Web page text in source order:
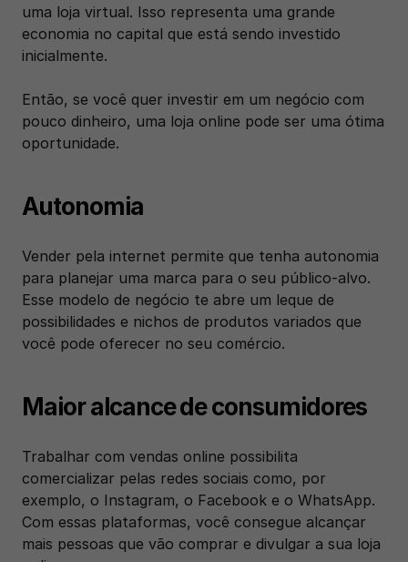
uma loja virtual. Isso representa uma grande
economia no capital que está sendo investido
inicialmente.
Então, se você quer investir em um negócio com
pouco dinheiro, uma loja online pode ser uma ótima
oportunidade.
Autonomia
Vender pela internet permite que tenha autonomia
para planejar uma marca para o seu público-alvo.
Esse modelo de negócio te abre um leque de
possibilidades e nichos de produtos variados que
você pode oferecer no seu comércio.
Maior alcance de consumidores
Trabalhar com vendas online possibilita
comercializar pelas redes sociais como, por
exemplo, o Instagram, o Facebook e o WhatsApp.
Com essas plataformas, você consegue alcançar
mais pessoas que vão comprar e divulgar a sua loja